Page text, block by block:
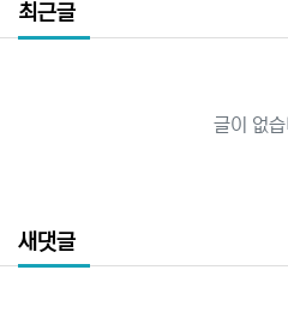
최근글
글이 없
새댓글